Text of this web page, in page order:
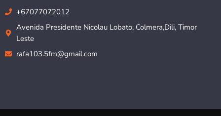
+67077072012
Avenida Presidente Nicolau Lobato, Colmera,Dili, Timor
Leste
rafa103.5fm@gmail.com